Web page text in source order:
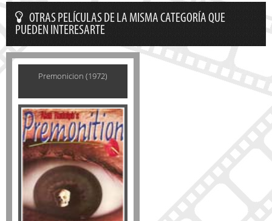
OTRAS PELÍCULAS DE LA MISMA CATEGORÍA QUE
PUEDEN INTERESARTE
Premonicion (1972)